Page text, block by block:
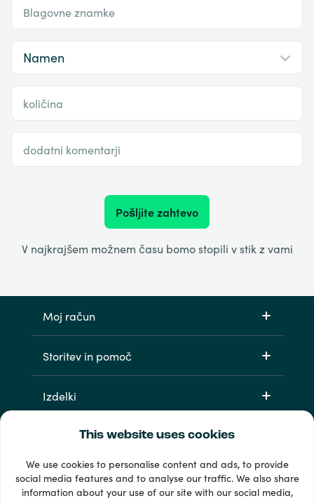
This website uses cookies
We use cookies to personalise content and ads, to provide
social media features and to analyse our traffic. We also share
information about your use of our site with our social media,
Blagovne znamke
količina
dodatni komentarji
Pošljite zahtevo
V najkrajšem možnem času bomo stopili v stik z vami
Moj račun
Storitev in pomoč
Izdelki